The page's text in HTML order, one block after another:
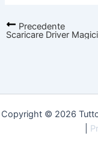
Precedente
Scaricare Driver
Copyright © 2026